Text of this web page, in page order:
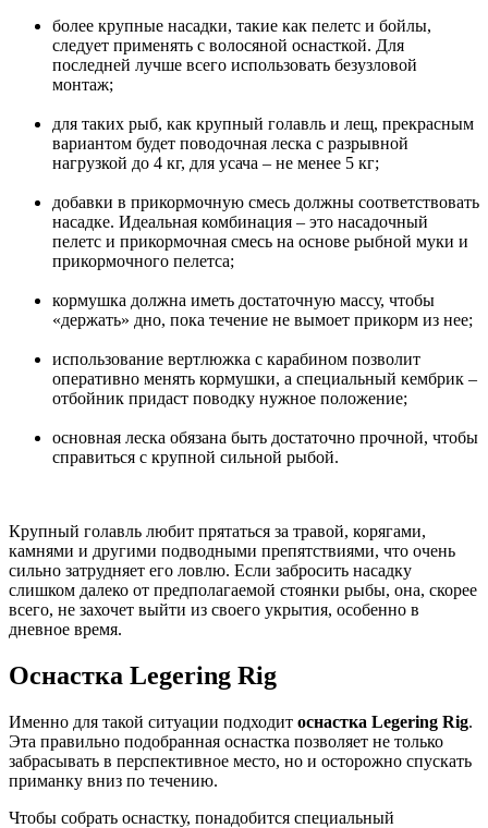
более крупные насадки, такие как пелетс и бойлы,
следует применять с волосяной оснасткой. Для
последней лучше всего использовать безузловой
монтаж;
для таких рыб, как крупный голавль и лещ, прекрасным
вариантом будет поводочная леска с разрывной
нагрузкой до 4 кг, для усача – не менее 5 кг;
добавки в прикормочную смесь должны соответствовать
насадке. Идеальная комбинация – это насадочный
пелетс и прикормочная смесь на основе рыбной муки и
прикормочного пелетса;
кормушка должна иметь достаточную массу, чтобы
«держать» дно, пока течение не вымоет прикорм из нее;
использование вертлюжка с карабином позволит
оперативно менять кормушки, а специальный кембрик –
отбойник придаст поводку нужное положение;
основная леска обязана быть достаточно прочной, чтобы
справиться с крупной сильной рыбой.
Крупный голавль любит прятаться за травой, корягами,
камнями и другими подводными препятствиями, что очень
сильно затрудняет его ловлю. Если забросить насадку
слишком далеко от предполагаемой стоянки рыбы, она, скорее
всего, не захочет выйти из своего укрытия, особенно в
дневное время.
Оснастка Legering Rig
Именно для такой ситуации подходит оснастка Legering Rig.
Эта правильно подобранная оснастка позволяет не только
забрасывать в перспективное место, но и осторожно спускать
приманку вниз по течению.
Чтобы собрать оснастку, понадобится специальный